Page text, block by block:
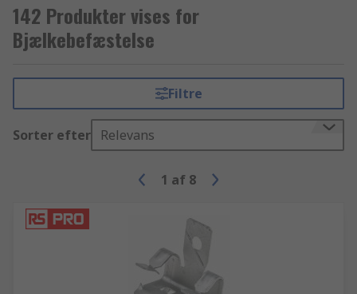
142 Produkter vises for
Bjælkebefæstelse
Filtre
Sorter efter Relevans
1 af 8